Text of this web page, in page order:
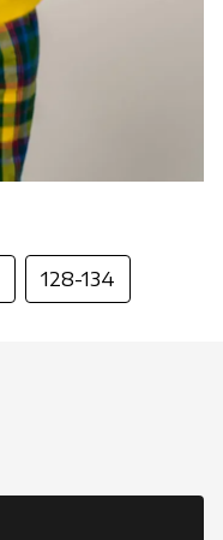
128-134